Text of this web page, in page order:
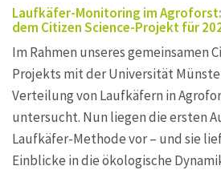
Laufkäfer-Monitoring im
dem Citizen Science-Projekt für
Im Rahmen unseres gemeinsamen
Projekts mit der Universität
Verteilung von Laufkäfern in
untersucht. Nun liegen die ersten
Laufkäfer-Methode vor – und sie
Einblicke in die ökologische